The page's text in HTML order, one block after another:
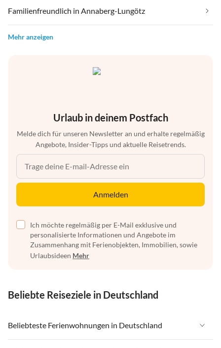
Familienfreundlich in Annaberg-Lungötz
Mehr anzeigen
Urlaub in deinem Postfach
Melde dich für unseren Newsletter an und erhalte regelmäßig
Angebote, Insider-Tipps und aktuelle Reisetrends.
Anmelden
Ich möchte regelmäßig per E-Mail exklusive und
personalisierte Informationen und Angebote im
Zusammenhang mit Ferienobjekten, Immobilien, sowie
Urlaubsideen Mehr
Beliebte Reiseziele in Deutschland
Beliebteste Ferienwohnungen in Deutschland